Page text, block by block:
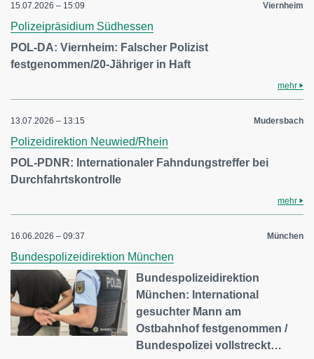
15.07.2026 – 15:09 Viernheim
Polizeipräsidium Südhessen
POL-DA: Viernheim: Falscher Polizist
festgenommen/20-Jähriger in Haft
mehr
13.07.2026 – 13:15 Mudersbach
Polizeidirektion Neuwied/Rhein
POL-PDNR: Internationaler Fahndungstreffer bei
Durchfahrtskontrolle
mehr
16.06.2026 – 09:37 München
Bundespolizeidirektion München
Bundespolizeidirektion
München: International
gesuchter Mann am
Ostbahnhof festgenommen /
Bundespolizei vollstreckt…